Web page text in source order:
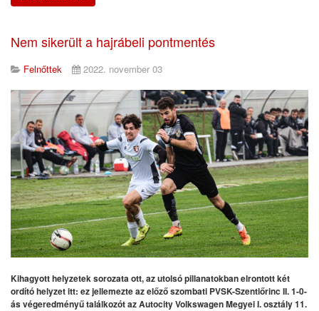
Nem sikerült a hajrábeli pontmentés
Felnőttek 2022. november 03
Kihagyott helyzetek sorozata ott, az utolsó pillanatokban elrontott két
ordító helyzet itt: ez jellemezte az előző szombati PVSK-Szentlőrinc II. 1-0-
ás végeredményű találkozót az Autocity Volkswagen Megyei I. osztály 11.